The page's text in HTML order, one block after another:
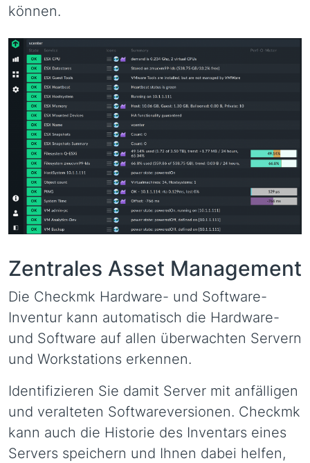
können.
Zentrales Asset Management
Die Checkmk Hardware- und Software-
Inventur kann automatisch die Hardware-
und Software auf allen überwachten Servern
und Workstations erkennen.
Identifizieren Sie damit Server mit anfälligen
und veralteten Softwareversionen. Checkmk
kann auch die Historie des Inventars eines
Servers speichern und Ihnen dabei helfen,